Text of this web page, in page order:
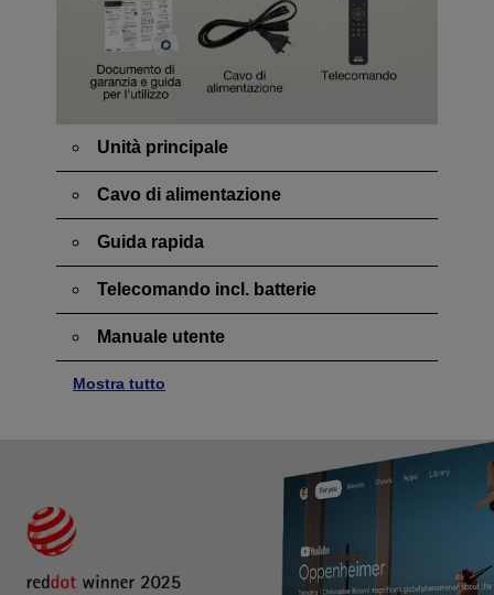
Unità principale
Cavo di alimentazione
Guida rapida
Telecomando incl. batterie
Manuale utente
Mostra tutto